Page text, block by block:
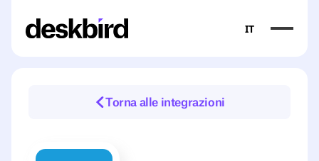
IT
Torna alle integrazioni